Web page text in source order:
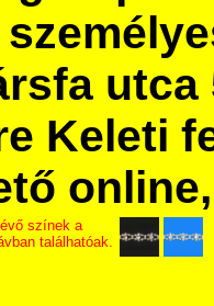
utca
Keleti
színek a
találhatóak.